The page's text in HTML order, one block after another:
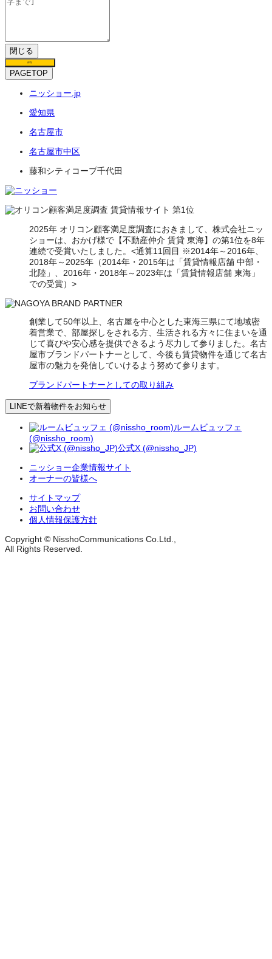
閉じる
保存
PAGETOP
ニッショー.jp
愛知県
名古屋市
名古屋市中区
藤和シティコープ千代田
2025年 オリコン顧客満足度調査におきまして、株式会社ニッ
ショーは、おかげ様で【不動産仲介 賃貸 東海】の第1位を8年
連続で受賞いたしました。<通算11回目 ※2014年～2016年、
2018年～2025年（2014年・2015年は「賃貸情報店舗 中部・
北陸」、2016年・2018年～2023年は「賃貸情報店舗 東海」
での受賞）>
創業して50年以上、名古屋を中心とした東海三県にて地域密
着営業で、部屋探しをされる方、生活される方々に住まいを通
じて喜びや安心感を提供できるよう尽力して参りました。名古
屋市ブランドパートナーとして、今後も賃貸物件を通じて名古
屋市の魅力を発信していけるよう努めて参ります。
ブランドパートナーとしての取り組み
LINEで新着物件をお知らせ
ルームビュッフェ
(@nissho_room)
公式X (@nissho_JP)
ニッショー企業情報サイト
オーナーの皆様へ
サイトマップ
お問い合わせ
個人情報保護方針
Copyright © NisshoCommunications Co.Ltd.,
All Rights Reserved.